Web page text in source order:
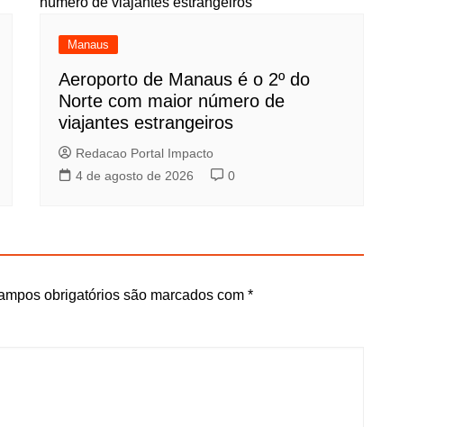
Manaus
Aeroporto de Manaus é o 2º do
Norte com maior número de
viajantes estrangeiros
Redacao Portal Impacto
4 de agosto de 2026
0
obrigatórios são marcados com *